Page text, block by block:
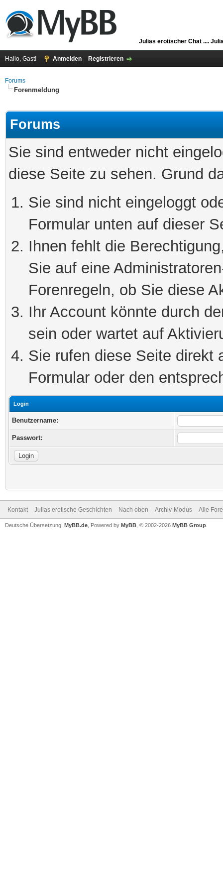
Julias erotischer Chat ....
Hallo, Gast! Anmelden Registrieren
Forums
Forenmeldung
Forums
Sie sind entweder nicht
diese Seite zu sehen. Grund
Sie sind nicht eingeloggt
Formular unten auf dieser
Ihnen fehlt die
Sie auf eine
Forenregeln, ob Sie diese
Ihr Account könnte durch
sein oder wartet auf
Sie rufen diese Seite direkt
Formular oder den
Login
Benutzername:
Passwort:
Kontakt Julias erotische Geschichten Nach oben Archiv-Modus Alle
Deutsche Übersetzung: MyBB.de , Powered by MyBB , © 2002-2026 MyBB Group